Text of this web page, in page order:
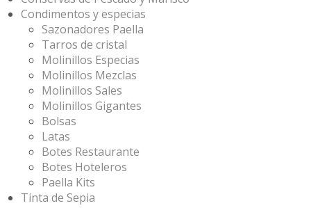
Condimentos y especias
Sazonadores Paella
Tarros de cristal
Molinillos Especias
Molinillos Mezclas
Molinillos Sales
Molinillos Gigantes
Bolsas
Latas
Botes Restaurante
Botes Hoteleros
Paella Kits
Tinta de Sepia